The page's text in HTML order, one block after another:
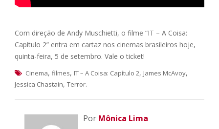
Com direção de Andy Muschietti, o filme “IT – A Coisa:
Capítulo 2” entra em cartaz nos cinemas brasileiros hoje,
quinta-feira, 5 de setembro. Vale o ticket!
Cinema, filmes, IT – A Coisa: Capítulo 2, James McAvoy,
Jessica Chastain, Terror.
Por Mônica Lima